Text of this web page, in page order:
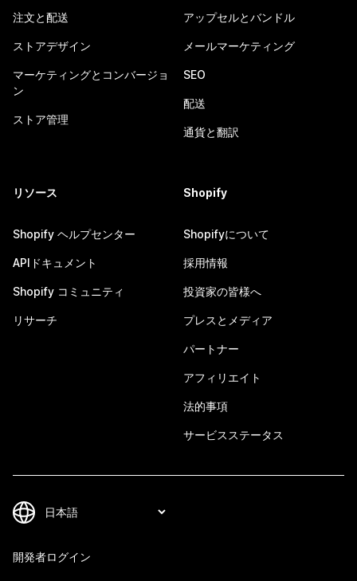
注文と配送
ストアデザイン
マーケティングとコンバージョ
ン
ストア管理
アップセルとバンドル
メールマーケティング
SEO
配送
通貨と翻訳
リソース
Shopify ヘルプセンター
APIドキュメント
Shopify コミュニティ
リサーチ
Shopify
Shopifyについて
採用情報
投資家の皆様へ
プレスとメディア
パートナー
アフィリエイト
法的事項
サービスステータス
開発者ログイン